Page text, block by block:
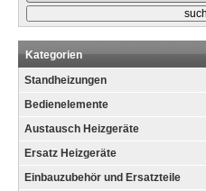
Kategorien
Standheizungen
Bedienelemente
Austausch Heizgeräte
Ersatz Heizgeräte
Einbauzubehör und Ersatzteile